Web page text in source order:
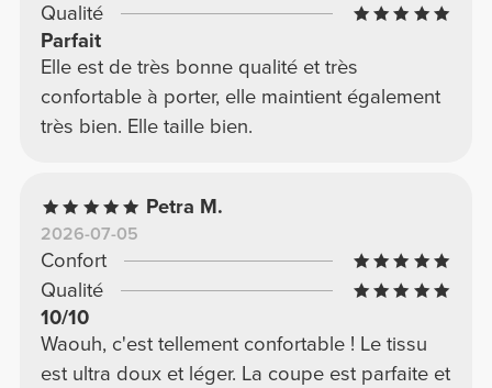
Qualité
Parfait
Elle est de très bonne qualité et très
confortable à porter, elle maintient également
très bien. Elle taille bien.
Petra M.
2026-07-05
Confort
Qualité
10/10
Waouh, c'est tellement confortable ! Le tissu
est ultra doux et léger. La coupe est parfaite et